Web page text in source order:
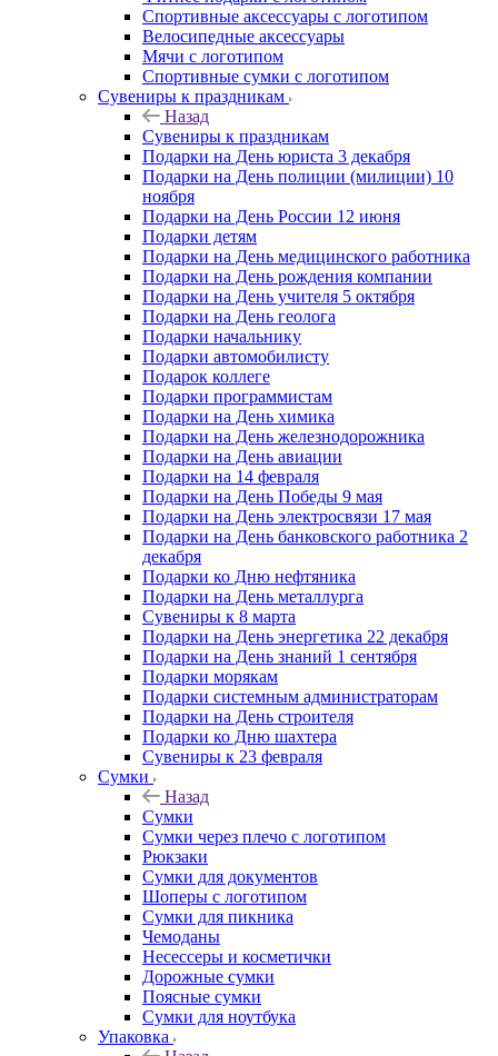
Спортивные аксессуары с логотипом
Велосипедные аксессуары
Мячи с логотипом
Спортивные сумки с логотипом
Сувениры к праздникам
Назад
Сувениры к праздникам
Подарки на День юриста 3 декабря
Подарки на День полиции (милиции) 10
ноября
Подарки на День России 12 июня
Подарки детям
Подарки на День медицинского работника
Подарки на День рождения компании
Подарки на День учителя 5 октября
Подарки на День геолога
Подарки начальнику
Подарки автомобилисту
Подарок коллеге
Подарки программистам
Подарки на День химика
Подарки на День железнодорожника
Подарки на День авиации
Подарки на 14 февраля
Подарки на День Победы 9 мая
Подарки на День электросвязи 17 мая
Подарки на День банковского работника 2
декабря
Подарки ко Дню нефтяника
Подарки на День металлурга
Сувениры к 8 марта
Подарки на День энергетика 22 декабря
Подарки на День знаний 1 сентября
Подарки морякам
Подарки системным администраторам
Подарки на День строителя
Подарки ко Дню шахтера
Сувениры к 23 февраля
Сумки
Назад
Сумки
Сумки через плечо с логотипом
Рюкзаки
Сумки для документов
Шоперы с логотипом
Сумки для пикника
Чемоданы
Несессеры и косметички
Дорожные сумки
Поясные сумки
Сумки для ноутбука
Упаковка